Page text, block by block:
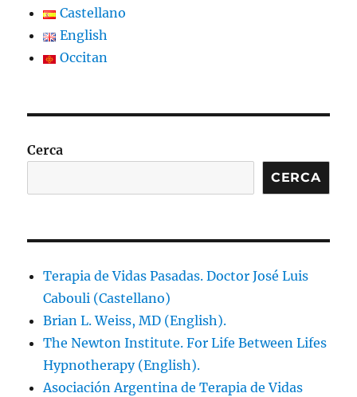
Castellano
English
Occitan
Cerca
CERCA
Terapia de Vidas Pasadas. Doctor José Luis
Cabouli (Castellano)
Brian L. Weiss, MD (English).
The Newton Institute. For Life Between Lifes
Hypnotherapy (English).
Asociación Argentina de Terapia de Vidas